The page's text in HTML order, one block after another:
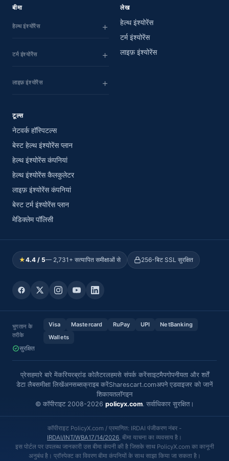
बीमा
हेल्थ इंश्योरेंस
टर्म इंश्योरेंस
लाइफ़ इंश्योरेंस
लेख
हेल्थ इंश्योरेंस
टर्म इंश्योरेंस
लाइफ़ इंश्योरेंस
टूल्स
नेटवर्क हॉस्पिटल्स
बेस्ट हेल्थ इंश्योरेंस प्लान
हेल्थ इंश्योरेंस कंपनियां
हेल्थ इंश्योरेंस कैलकुलेटर
लाइफ़ इंश्योरेंस कंपनियां
बेस्ट टर्म इंश्योरेंस प्लान
मेडिक्लेम पॉलिसी
★4.4 / 5— 2,731+ सत्यापित समीक्षाओं से 256-बिट SSL सुरक्षित
भुगतान के
तरीके
Visa Mastercard RuPay UPI
NetBanking
Wallets
सुरक्षित
प्रेसहमारे बारे मेंकरियरब्रांड कोलैटरलहमसे संपर्क करेंसाइटमैपगोपनीयता और शर्तें
डेटा लैबसमीक्षा लिखेंअनसब्सक्राइब करेंSharescart.comअपने एडवाइजर को जानें
शिकायतलॉगइन
© कॉपीराइट 2008-2026 policyx.com. सर्वाधिकार सुरक्षित।
कॉपीराइट PolicyX.com / प्रमाणित: IRDAI पंजीकरण नंबर -
IRDAI/INT/WBA17/14/2026 , बीमा याचना का व्यवसाय है।
इस पोर्टल पर उपलब्ध जानकारी उस बीमा कंपनी की है जिसके साथ PolicyX.com का कानूनी
अनुबंध है। प्रॉस्पेक्ट का विवरण बीमा कंपनियों के साथ साझा किया जा सकता है।